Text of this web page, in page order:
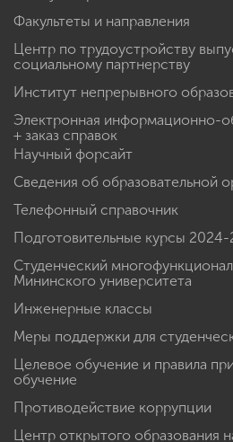
Факультеты и направления
Центр по трудоустройству
социальному партнерству
Институт непрерывного
Электронная информационно-
+ заказ справок
Научный форсайт
Сведения об образовательной
Телефонный справочник
Подготовительные курсы 2024-
Студенческий
Мининского университета
Инженерные классы
Меры поддержки для
Целевое обучение и правила
обучение
Противодействие коррупции
Центр открытого образования